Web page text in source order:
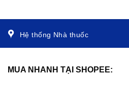
Hệ thống Nhà thuốc
MUA NHANH TẠI SHOPEE: